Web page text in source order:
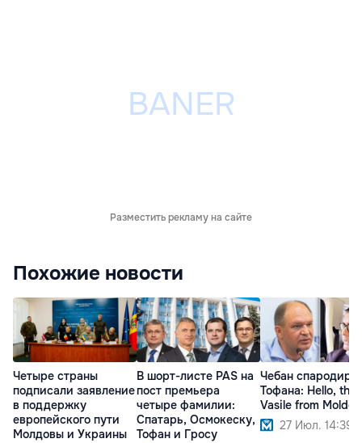
Разместить рекламу на сайте
Похожие новости
Четыре страны
подписали заявление
в поддержку
европейского пути
Молдовы и Украины
В шорт-листе PAS на
пост премьера
четыре фамилии:
Спатарь, Осмокеску,
Тофан и Гросу
Чебан
Тофана: Hello, this
Vasile from
27 Июл. 14:39